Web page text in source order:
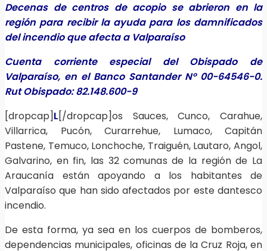
Decenas de centros de acopio se abrieron en la
región para recibir la ayuda para los damnificados
del incendio que afecta a Valparaíso
Cuenta corriente especial del Obispado de
Valparaíso, en el Banco Santander N° 00-64546-0.
Rut Obispado: 82.148.600-9
[dropcap]L[/dropcap]os Sauces, Cunco, Carahue,
Villarrica, Pucón, Curarrehue, Lumaco, Capitán
Pastene, Temuco, Lonchoche, Traiguén, Lautaro, Angol,
Galvarino, en fin, las 32 comunas de la región de La
Araucanía están apoyando a los habitantes de
Valparaíso que han sido afectados por este dantesco
incendio.
De esta forma, ya sea en los cuerpos de bomberos,
dependencias municipales, oficinas de la Cruz Roja, en